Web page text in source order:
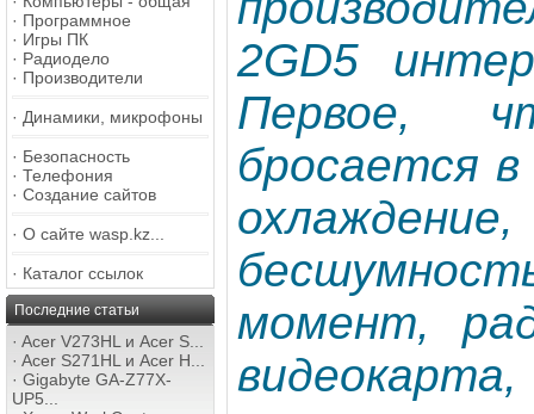
· Программное
· Игры ПК
· Радиодело
· Производители
· Динамики, микрофоны
· Безопасность
· Телефония
· Создание сайтов
· О сайте wasp.kz...
· Каталог ссылок
Последние статьи
· Acer V273HL и Acer S...
· Acer S271HL и Acer H...
· Gigabyte GA-Z77X-
UP5...
2GD5
Первое,
бросается в
момент,